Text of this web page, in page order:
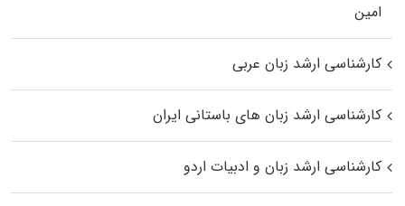
اﻣﻴﻦ
کارشناسی ارشد زبان عربی
کارشناسی ارشد زبان‌ های باستانی ایران
کارشناسی ارشد زبان و ادبیات اردو